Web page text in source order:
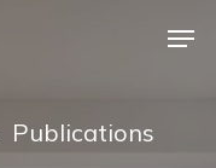
Publications